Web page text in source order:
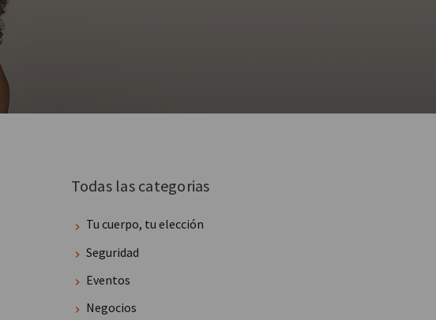
Todas las categorias
Tu cuerpo, tu elección
Seguridad
Eventos
Negocios